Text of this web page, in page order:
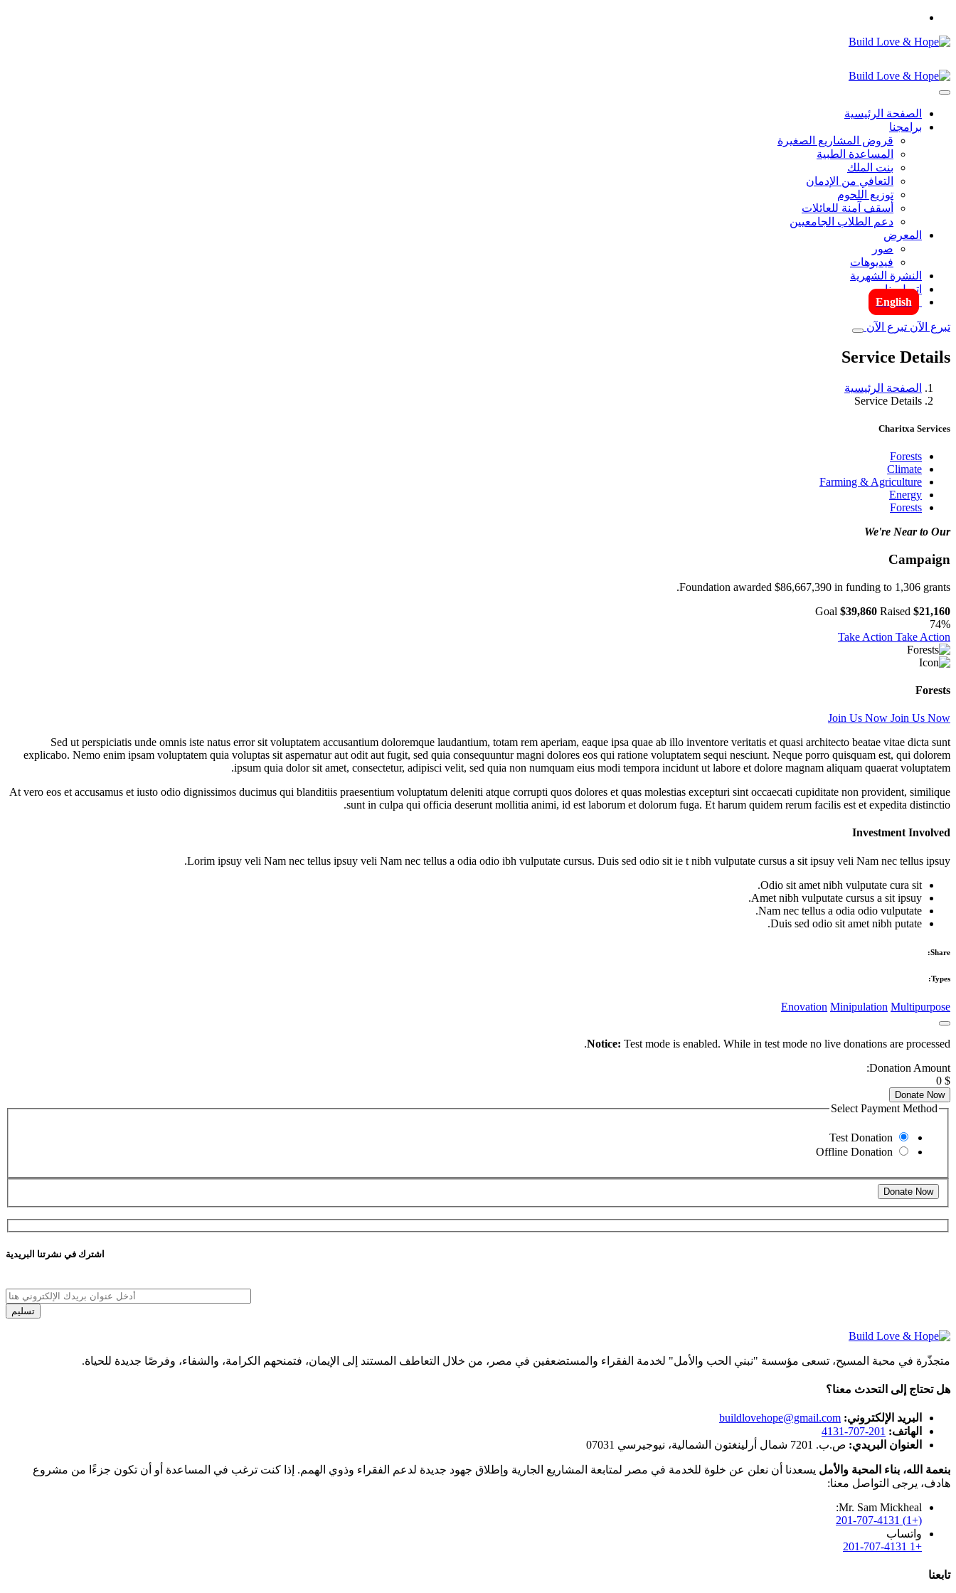
الصفحة الرئيسية
برامجنا
قروض المشاريع الصغيرة
المساعدة الطبية
بنت الملك
التعافي من الإدمان
توزيع اللحوم
أسقف آمنة للعائلات
دعم الطلاب الجامعيين
المعرض
صور
فيديوهات
النشرة الشهرية
اتصل بنا
English
تبرع الآن تبرع الآن
Service Details
الصفحة الرئيسية
Service Details
Charitxa Services
Forests
Climate
Farming & Agriculture
Energy
Forests
We're Near to Our
Campaign
Foundation awarded $86,667,390 in funding to 1,306 grants.
Goal $39,860 Raised $21,160
74%
Take Action Take Action
Forests
Join Us Now Join Us Now
Sed ut perspiciatis unde omnis iste natus error sit voluptatem accusantium doloremque laudantium, totam rem aperiam, eaque ipsa quae ab illo inventore veritatis et quasi architecto beatae vitae dicta sunt
explicabo. Nemo enim ipsam voluptatem quia voluptas sit aspernatur aut odit aut fugit, sed quia consequuntur magni dolores eos qui ratione voluptatem sequi nesciunt. Neque porro quisquam est, qui dolorem
ipsum quia dolor sit amet, consectetur, adipisci velit, sed quia non numquam eius modi tempora incidunt ut labore et dolore magnam aliquam quaerat voluptatem.
At vero eos et accusamus et iusto odio dignissimos ducimus qui blanditiis praesentium voluptatum deleniti atque corrupti quos dolores et quas molestias excepturi sint occaecati cupiditate non provident, similique
sunt in culpa qui officia deserunt mollitia animi, id est laborum et dolorum fuga. Et harum quidem rerum facilis est et expedita distinctio.
Investment Involved
Lorim ipsuy veli Nam nec tellus ipsuy veli Nam nec tellus a odia odio ibh vulputate cursus. Duis sed odio sit ie t nibh vulputate cursus a sit ipsuy veli Nam nec tellus ipsuy.
Odio sit amet nibh vulputate cura sit.
Amet nibh vulputate cursus a sit ipsuy.
Nam nec tellus a odia odio vulputate.
Duis sed odio sit amet nibh putate.
Share:
Types:
Enovation Minipulation Multipurpose
Notice: Test mode is enabled. While in test mode no live donations are processed.
Donation Amount:
$
0
Donate Now
Select Payment Method
Test Donation
Offline Donation
اشترك في نشرتنا البريدية
متجذّرة في محبة المسيح، تسعى مؤسسة "نبني الحب والأمل" لخدمة الفقراء والمستضعفين في مصر، من خلال التعاطف المستند إلى الإيمان، فتمنحهم الكرامة، والشفاء، وفرصًا جديدة للحياة.
هل تحتاج إلى التحدث معنا؟
البريد الإلكتروني: buildlovehope@gmail.com
الهاتف: 201-707-4131
العنوان البريدي: ص.ب. 7201 شمال أرلينغتون الشمالية، نيوجيرسي 07031
بنعمة الله، بناء المحبة والأمل يسعدنا أن نعلن عن خلوة للخدمة في مصر لمتابعة المشاريع الجارية وإطلاق جهود جديدة لدعم الفقراء وذوي الهمم. إذا كنت ترغب في المساعدة أو أن تكون جزءًا من مشروع
هادف، يرجى التواصل معنا:
Mr. Sam Mickheal:
(+1) 201-707-4131
واتساب
+1 201-707-4131
تابعنا